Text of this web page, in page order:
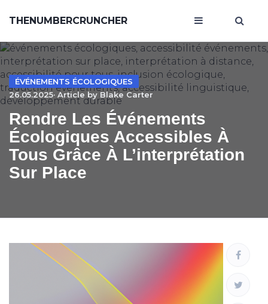
THENUMBERCRUNCHER
ÉVÉNEMENTS ÉCOLOGIQUES
26.05.2025· Article by Blake Carter
Rendre Les Événements
Écologiques Accessibles À
Tous Grâce À L’interprétation
Sur Place